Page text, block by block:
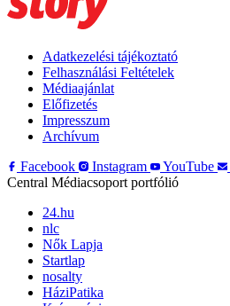
Adatkezelési tájékoztató
Felhasználási Feltételek
Médiaajánlat
Előfizetés
Impresszum
Archívum
Facebook
Instagram YouTube
Central Médiacsoport portfólió
24.hu
nlc
Nők Lapja
Startlap
nosalty
HáziPatika